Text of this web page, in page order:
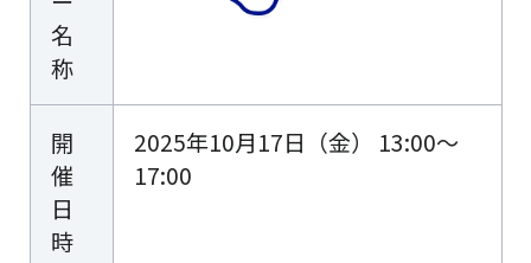
名
称
開
催
日
時
2025年10月17日（金） 13:00～
17:00